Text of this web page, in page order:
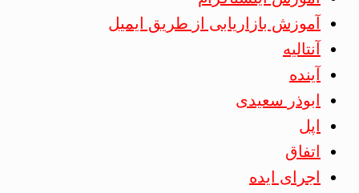
آموزش بازاریابی از طریق ایمیل
آنتالیه
آینده
ابوذر سعیدی
اپل
اتفاق
اجرای ایده